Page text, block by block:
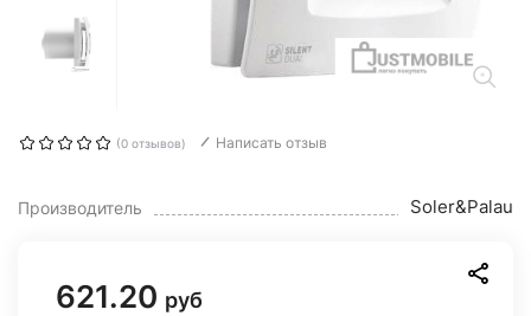
(0 отзывов) Написать отзыв
Производитель Soler&Palau
621.20 руб